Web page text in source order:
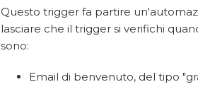
Questo trigger fa partire
lasciare che il trigger si verifichi
sono:
Email di benvenuto, del tipo